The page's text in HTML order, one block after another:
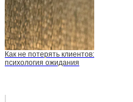
Как не потерять клиентов:
психология ожидания